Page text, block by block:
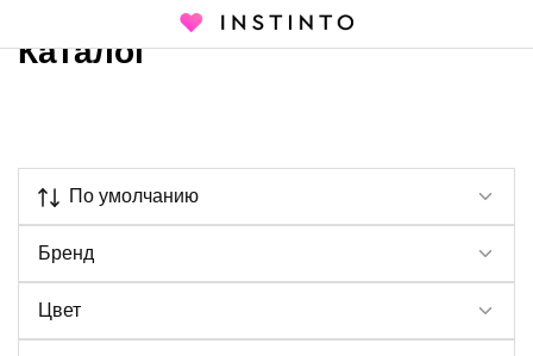
Каталог
Каталог
По умолчанию
Бренд
Цвет